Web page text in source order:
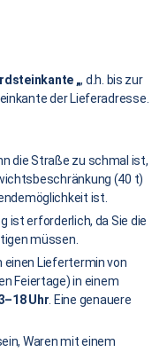
„, d.h. bis zur
der Lieferadresse.
die Straße zu schmal ist,
(40 t)
ist.
ist erforderlich, da Sie die
müssen.
einen Liefertermin von
Feiertage) in einem
Uhr. Eine genauere
Waren mit einem